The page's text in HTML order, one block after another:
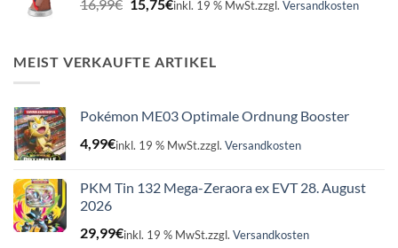
16,99€
Preis
16,99€
15,75€
15,75€.
inkl. 19 % MwSt.zzgl. Versandkosten
MEIST VERKAUFTE ARTIKEL
Pokémon ME03 Optimale Ordnung Booster
4,99€inkl. 19 % MwSt.zzgl. Versandkosten
PKM Tin 132 Mega-Zeraora ex EVT 28. August
2026
29,99€inkl. 19 % MwSt.zzgl. Versandkosten